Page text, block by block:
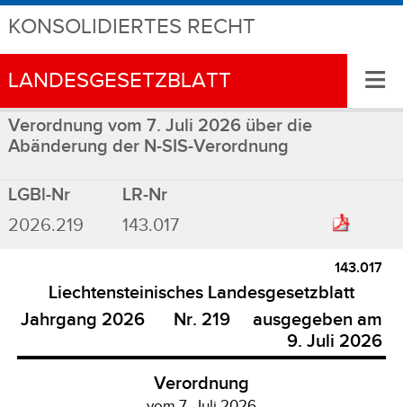
KONSOLIDIERTES RECHT
LANDESGESETZBLATT ≡
Verordnung vom 7. Juli 2026 über die
Abänderung der N-SIS-Verordnung
LGBl-Nr
LR-Nr
2026.219
143.017